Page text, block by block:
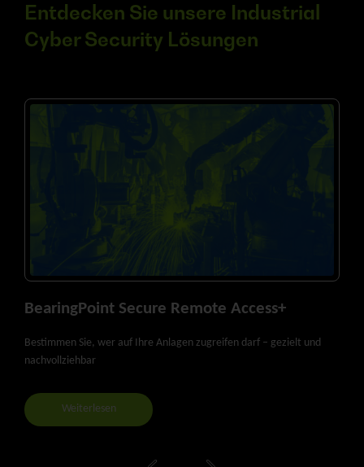
Entdecken Sie unsere Industrial
Cyber Security Lösungen
BearingPoint Secure Remote Access+
Bestimmen Sie, wer auf Ihre Anlagen zugreifen darf – gezielt und
nachvollziehbar
Weiterlesen